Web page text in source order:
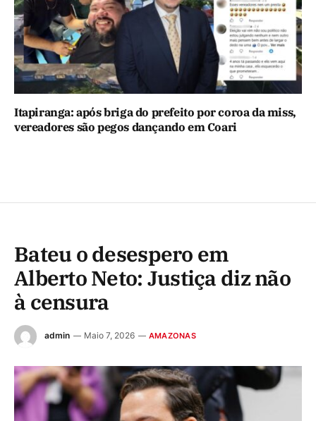
Itapiranga: após briga do prefeito por coroa da miss,
vereadores são pegos dançando em Coari
Bateu o desespero em
Alberto Neto: Justiça diz não
à censura
admin Maio 7, 2026 AMAZONAS